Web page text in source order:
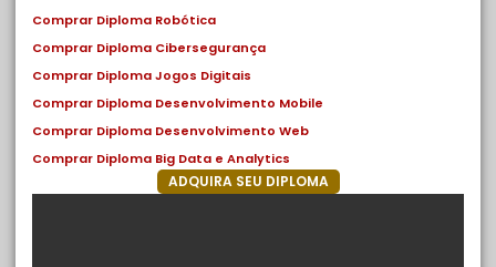
Comprar Diploma Robótica
Comprar Diploma Cibersegurança
Comprar Diploma Jogos Digitais
Comprar Diploma Desenvolvimento Mobile
Comprar Diploma Desenvolvimento Web
Comprar Diploma Big Data e Analytics
ADQUIRA SEU DIPLOMA